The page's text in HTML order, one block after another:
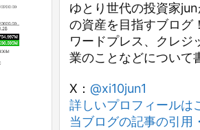
ゆとり世代の投資家
の資産を目指すブログ
ワードプレス、クレジ
業のことなどについて
X： @xi10jun1
詳しいプロフィールは
当ブログの記事の引用